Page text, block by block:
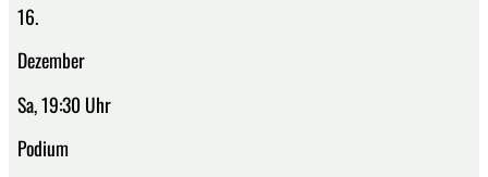
16.
Dezember
Sa, 19:30 Uhr
Podium